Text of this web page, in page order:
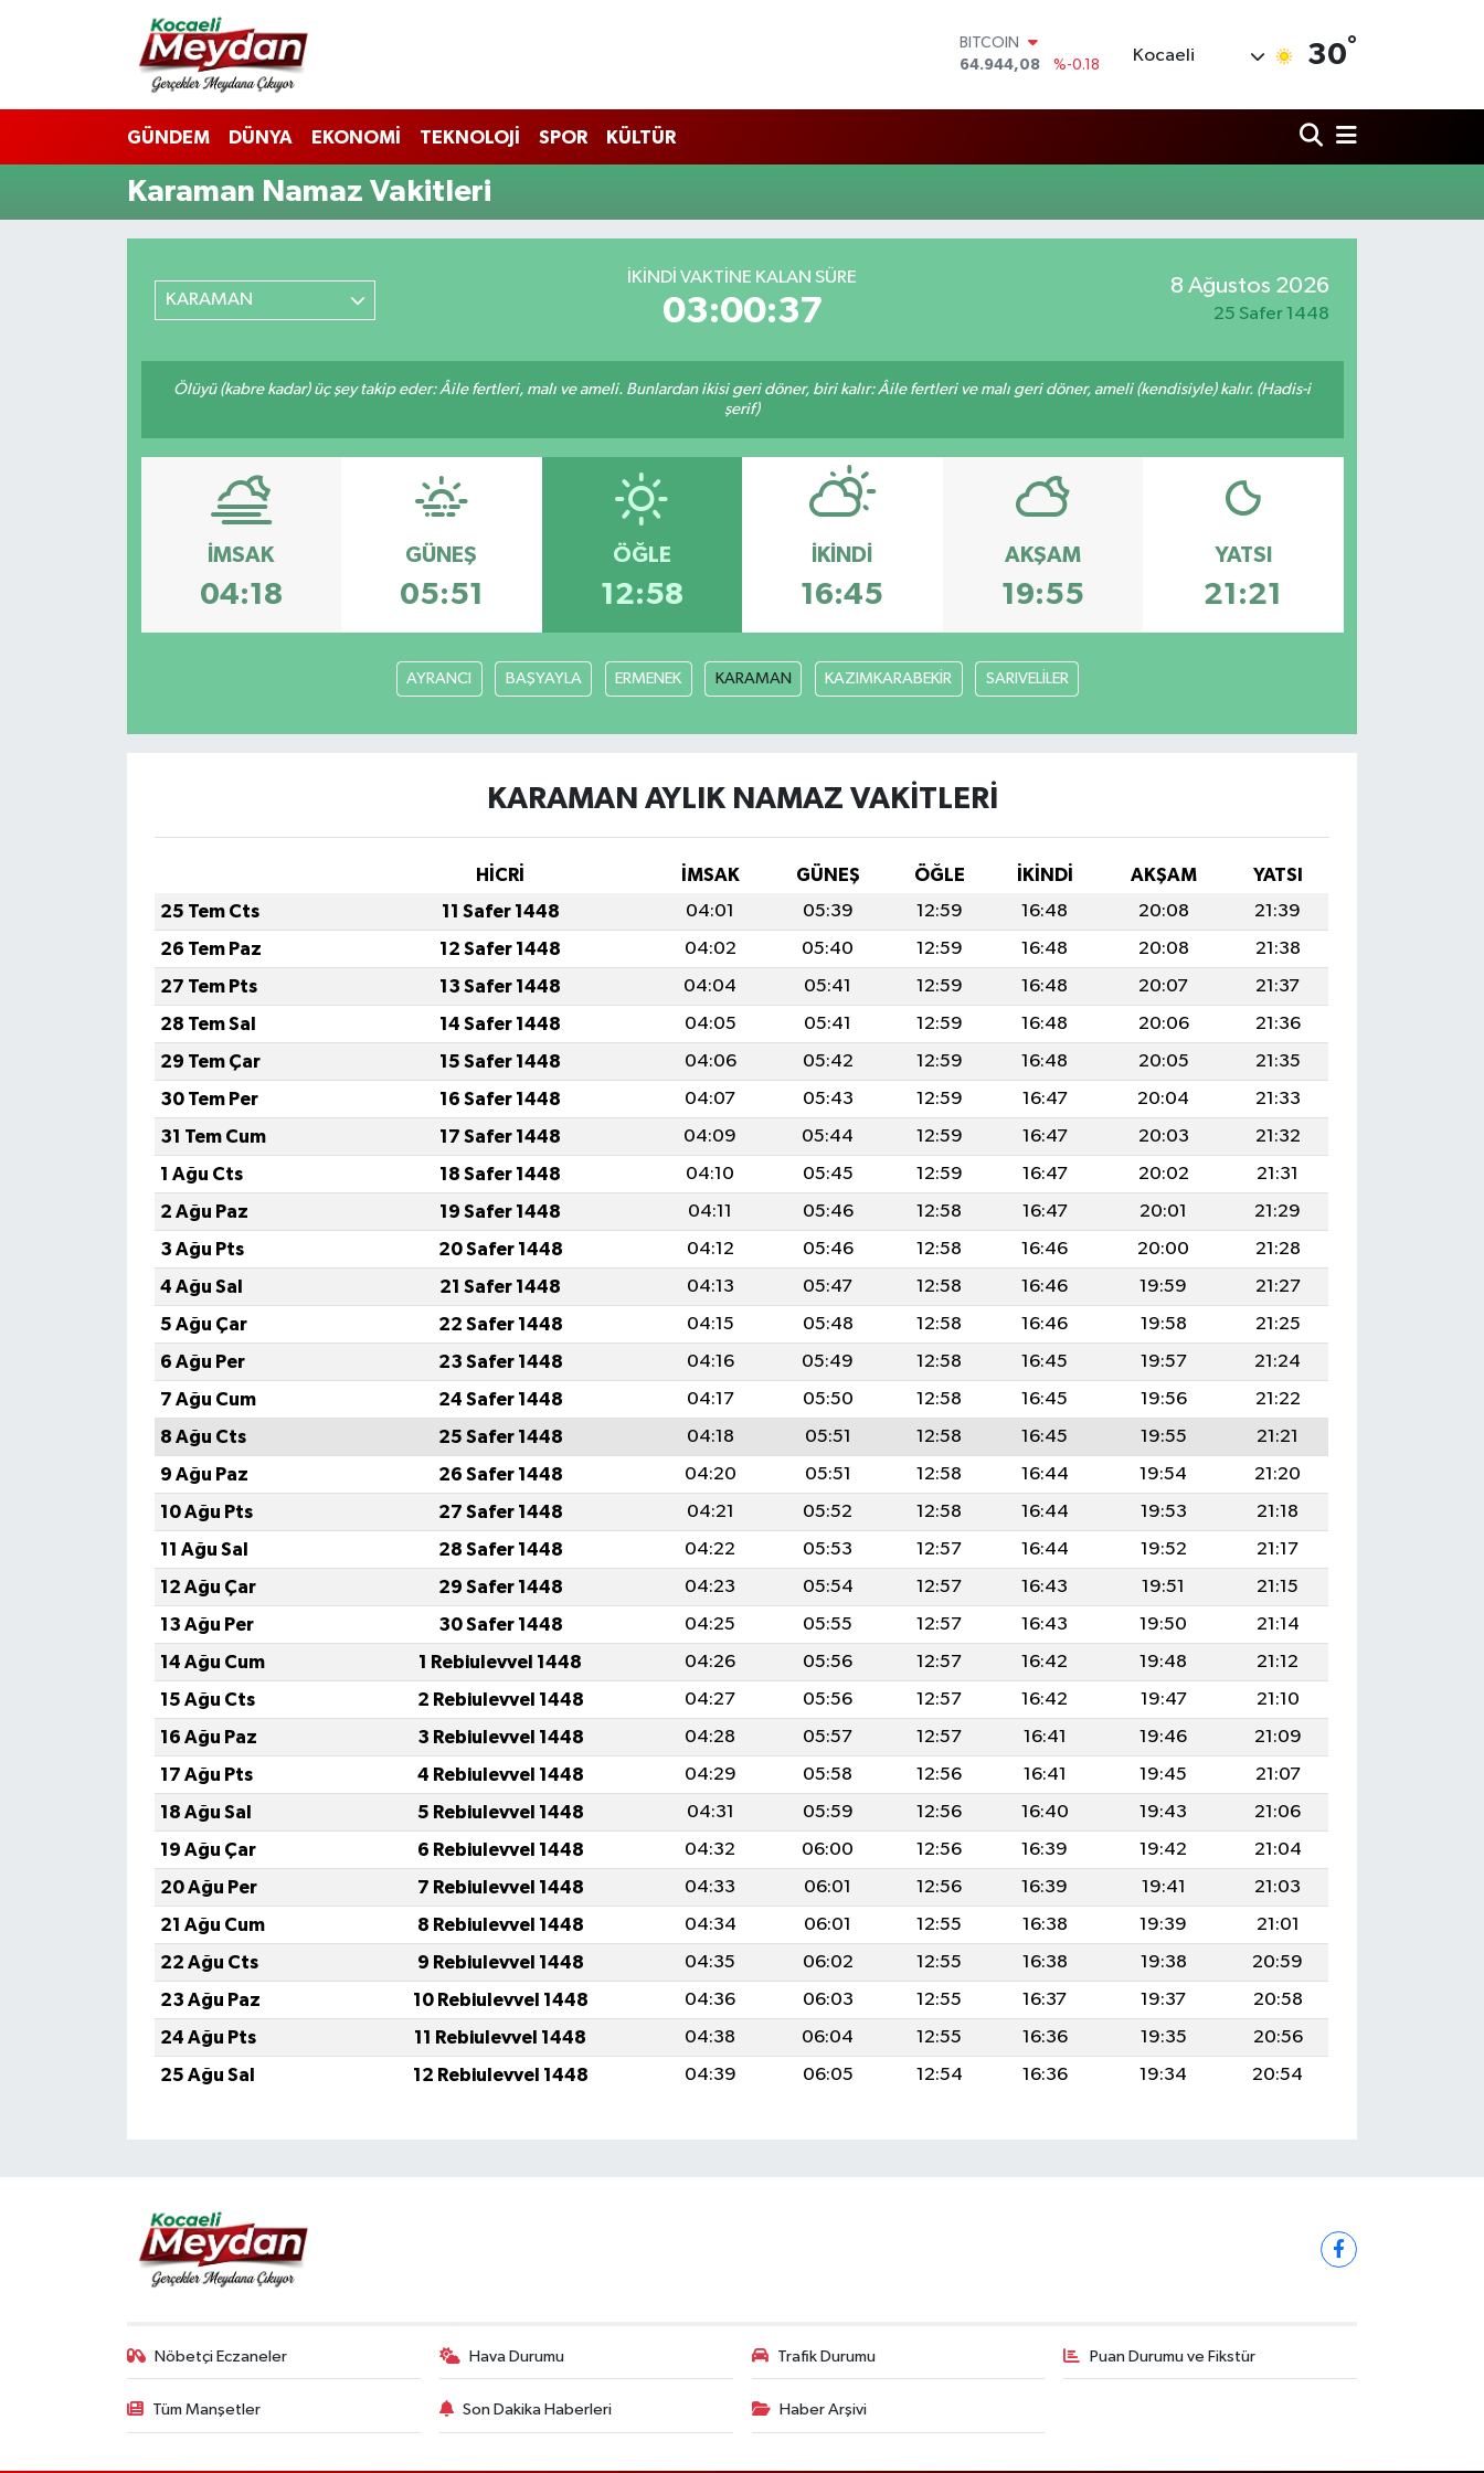
BITCOIN
64.944,08
%-0.18
47,7436
%0.18
GRAM ALTIN
6660.55
%0.03
Kocaeli 30°
GÜNDEM DÜNYA EKONOMİ TEKNOLOJİ SPOR KÜLTÜR
Karaman Namaz Vakitleri
KARAMAN
İKINDI VAKTINE KALAN SÜRE
03:00:37
8 Ağustos 2026
25 Safer 1448
Ölüyü (kabre kadar) üç şey takip eder: Âile fertleri, malı ve ameli. Bunlardan ikisi geri döner, biri kalır: Âile fertleri ve malı geri döner, ameli (kendisiyle) kalır. (Hadis-i
şerif)
İMSAK
04:18
GÜNEŞ
05:51
ÖĞLE
12:58
İKINDI
16:45
AKŞAM
19:55
YATSI
21:21
AYRANCI BAŞYAYLA ERMENEK KARAMAN KAZIMKARABEKİR SARIVELİLER
KARAMAN AYLIK NAMAZ VAKITLERI
HİCRİ İMSAK GÜNEŞ ÖĞLE İKINDI AKŞAM
YATSI
25 Tem Cts
11 Safer 1448 04:01 05:39 12:59 16:48 20:08
21:39
26 Tem Paz
12 Safer 1448 04:02 05:40 12:59 16:48 20:08
21:38
27 Tem Pts
13 Safer 1448 04:04 05:41 12:59 16:48 20:07
21:37
28 Tem Sal
14 Safer 1448 04:05 05:41 12:59 16:48 20:06
21:36
29 Tem Çar
15 Safer 1448 04:06 05:42 12:59 16:48 20:05
21:35
30 Tem Per
16 Safer 1448 04:07 05:43 12:59 16:47 20:04
21:33
31 Tem Cum
17 Safer 1448 04:09 05:44 12:59 16:47 20:03
21:32
1 Ağu Cts
18 Safer 1448 04:10 05:45 12:59 16:47 20:02
21:31
2 Ağu Paz
19 Safer 1448 04:11 05:46 12:58 16:47 20:01
21:29
3 Ağu Pts
20 Safer 1448 04:12 05:46 12:58 16:46 20:00
21:28
4 Ağu Sal
21 Safer 1448 04:13 05:47 12:58 16:46 19:59
21:27
5 Ağu Çar
22 Safer 1448 04:15 05:48 12:58 16:46 19:58
21:25
6 Ağu Per
23 Safer 1448 04:16 05:49 12:58 16:45 19:57
21:24
7 Ağu Cum
24 Safer 1448 04:17 05:50 12:58 16:45 19:56
21:22
8 Ağu Cts
25 Safer 1448 04:18 05:51 12:58 16:45 19:55
21:21
9 Ağu Paz
26 Safer 1448 04:20 05:51 12:58 16:44 19:54
21:20
10 Ağu Pts
27 Safer 1448 04:21 05:52 12:58 16:44 19:53
21:18
11 Ağu Sal
28 Safer 1448 04:22 05:53 12:57 16:44 19:52
21:17
12 Ağu Çar
29 Safer 1448 04:23 05:54 12:57 16:43 19:51
21:15
13 Ağu Per
30 Safer 1448 04:25 05:55 12:57 16:43 19:50
21:14
14 Ağu Cum
1 Rebiulevvel 1448 04:26 05:56 12:57 16:42 19:48
21:12
15 Ağu Cts
2 Rebiulevvel 1448 04:27 05:56 12:57 16:42 19:47
21:10
16 Ağu Paz
3 Rebiulevvel 1448 04:28 05:57 12:57 16:41 19:46
21:09
17 Ağu Pts
4 Rebiulevvel 1448 04:29 05:58 12:56 16:41 19:45
21:07
18 Ağu Sal
5 Rebiulevvel 1448 04:31 05:59 12:56 16:40 19:43
21:06
19 Ağu Çar
6 Rebiulevvel 1448 04:32 06:00 12:56 16:39 19:42
21:04
20 Ağu Per
7 Rebiulevvel 1448 04:33 06:01 12:56 16:39 19:41
21:03
21 Ağu Cum
8 Rebiulevvel 1448 04:34 06:01 12:55 16:38 19:39
21:01
22 Ağu Cts
9 Rebiulevvel 1448 04:35 06:02 12:55 16:38 19:38
20:59
23 Ağu Paz
10 Rebiulevvel 1448 04:36 06:03 12:55 16:37 19:37
20:58
24 Ağu Pts
11 Rebiulevvel 1448 04:38 06:04 12:55 16:36 19:35
20:56
25 Ağu Sal
12 Rebiulevvel 1448 04:39 06:05 12:54 16:36 19:34 20:54
Nöbetçi Eczaneler Hava Durumu Trafik Durumu Puan Durumu ve Fikstür
Tüm Manşetler Son Dakika Haberleri Haber Arşivi
Nöbetçi Eczaneler
Hava Durumu
Trafik Durumu
Tüm Manşetler
Son Dakika Haberleri